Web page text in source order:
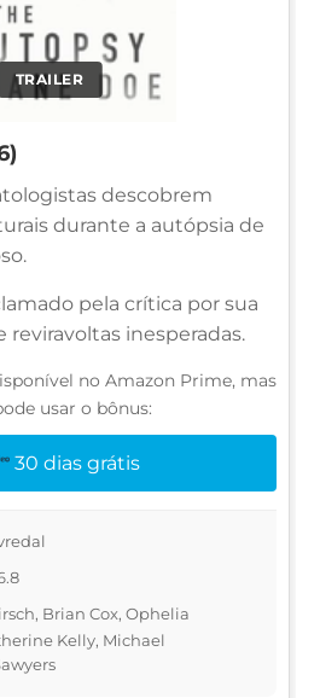
TRAILER
descobrem
durante a autópsia de
pela crítica por sua
reviravoltas inesperadas.
no Amazon Prime, mas
usar o bônus:
30 dias grátis
Brian Cox, Ophelia
Kelly, Michael